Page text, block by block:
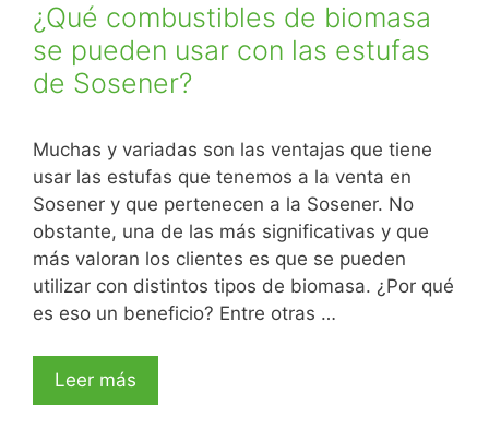
¿Qué combustibles de biomasa
se pueden usar con las estufas
de Sosener?
Muchas y variadas son las ventajas que tiene
usar las estufas que tenemos a la venta en
Sosener y que pertenecen a la Sosener. No
obstante, una de las más significativas y que
más valoran los clientes es que se pueden
utilizar con distintos tipos de biomasa. ¿Por qué
es eso un beneficio? Entre otras …
Leer más